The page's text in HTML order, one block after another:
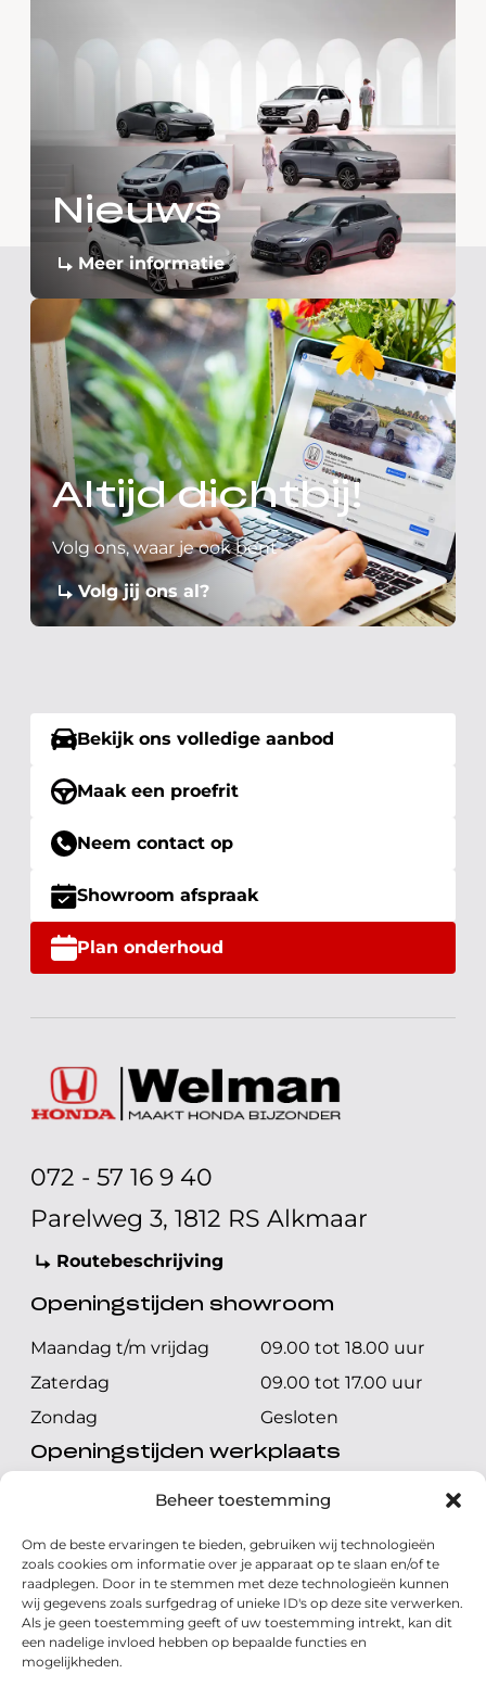
Beheer toestemming
Om de beste ervaringen te bieden, gebruiken wij technologieën
zoals cookies om informatie over je apparaat op te slaan en/of te
raadplegen. Door in te stemmen met deze technologieën kunnen
wij gegevens zoals surfgedrag of unieke ID's op deze site verwerken.
Als je geen toestemming geeft of uw toestemming intrekt, kan dit
een nadelige invloed hebben op bepaalde functies en
mogelijkheden.
Nieuws
Meer informatie
Altijd dichtbij!
Volg ons, waar je ook bent
Volg jij ons al?
Bekijk ons volledige aanbod
Maak een proefrit
Neem contact op
Showroom afspraak
Plan onderhoud
072 - 57 16 9 40
Parelweg 3, 1812 RS Alkmaar
Routebeschrijving
Openingstijden showroom
Maandag t/m vrijdag
09.00 tot 18.00 uur
Zaterdag
09.00 tot 17.00 uur
Zondag
Gesloten
Openingstijden werkplaats
Maandag t/m vrijdag
08.00 tot 17.00 uur
Zondag
Gesloten
Volg ons